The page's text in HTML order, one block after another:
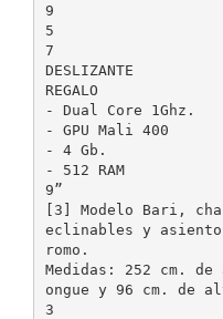
9
5
7
DESLIZANTE
REGALO
- Dual Core 1Ghz.
- GPU Mali 400
- 4 Gb.
- 512 RAM
9”
[3] Modelo Bari,
eclinables y
romo.
Medidas: 252 cm.
ongue y 96 cm. de
3